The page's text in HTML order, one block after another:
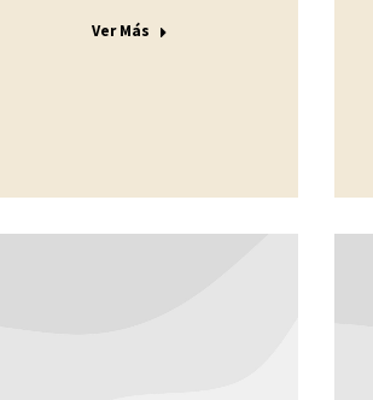
Ver Más